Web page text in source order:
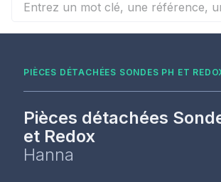
PIÈCES DÉTACHÉES SONDES PH ET
Pièces détachées
et Redox
Hanna